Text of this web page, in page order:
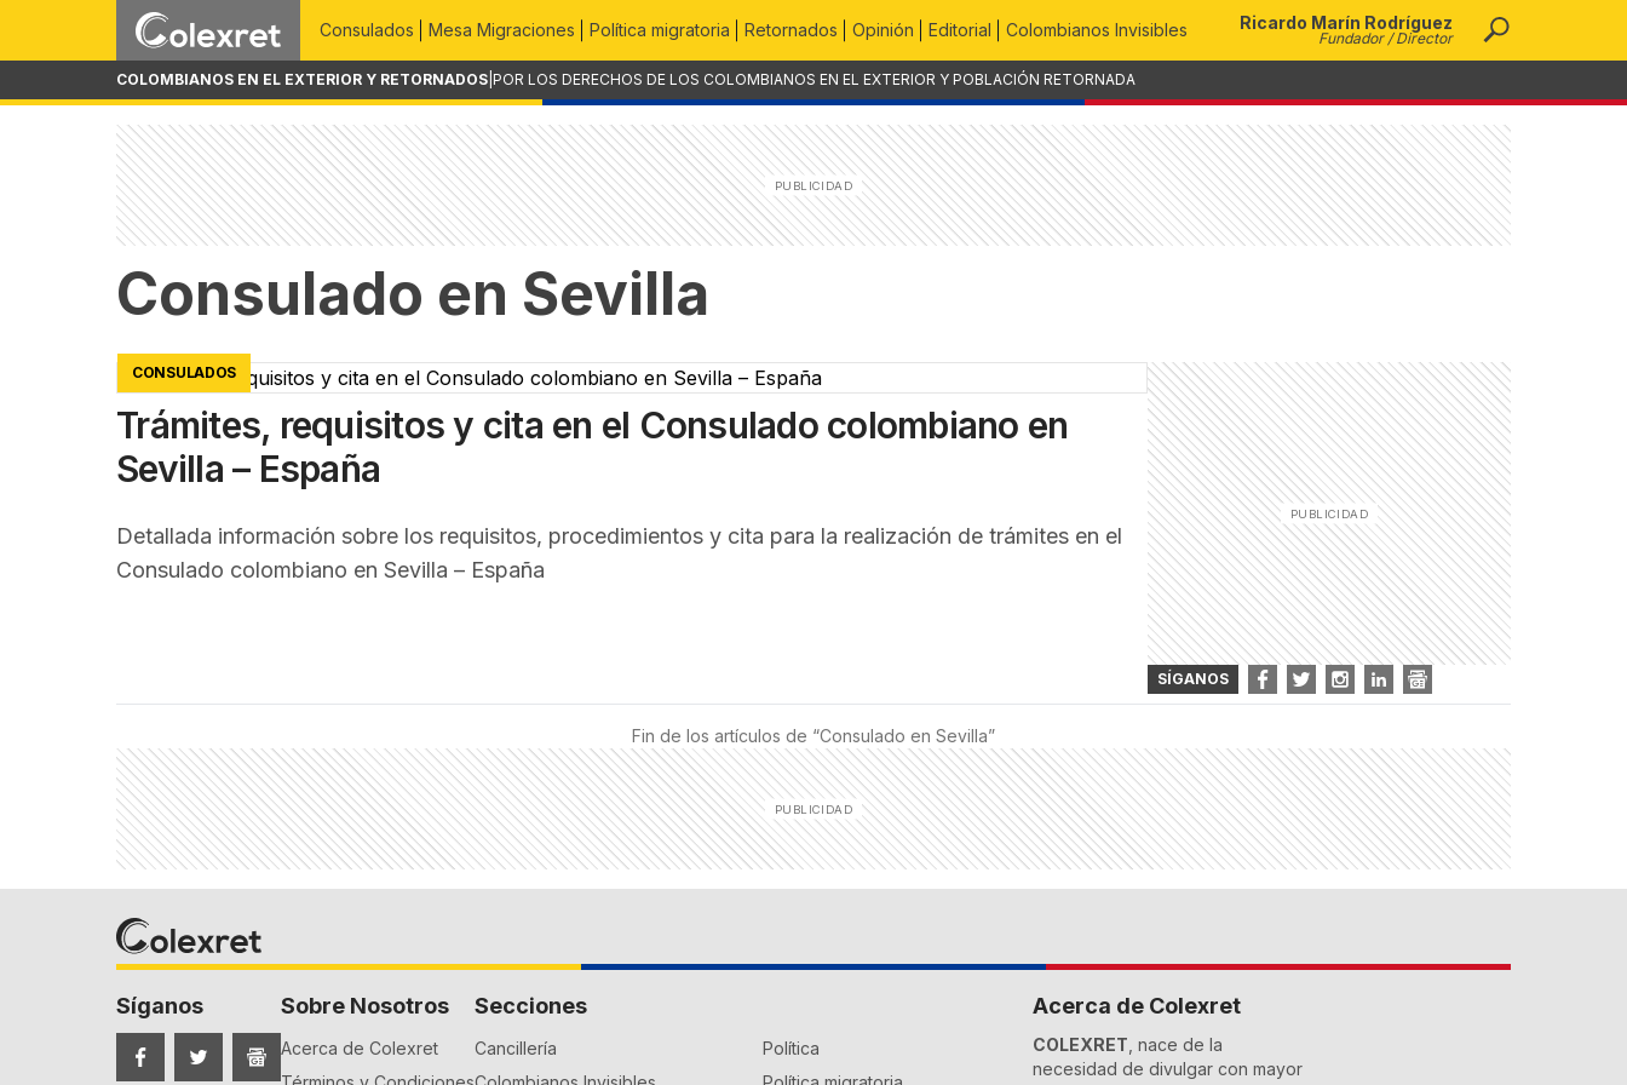
Consulados Mesa Migraciones Política migratoria Retornados Opinión Editorial Colombianos Invisibles Ricardo Marín Rodríguez
Fundador / Director
COLOMBIANOS EN EL EXTERIOR Y RETORNADOS POR LOS DERECHOS DE LOS COLOMBIANOS EN EL EXTERIOR Y POBLACIÓN RETORNADA
Consulado en Sevilla
CONSULADOS
Trámites, requisitos y cita en el Consulado colombiano en
Sevilla – España
Detallada información sobre los requisitos, procedimientos y cita para la realización de trámites en el
Consulado colombiano en Sevilla – España
SÍGANOS
Fin de los artículos de “Consulado en Sevilla”
Síganos Sobre Nosotros
Acerca de Colexret
Secciones
Cancillería
Política
Acerca de Colexret
COLEXRET , nace de la
necesidad de divulgar con mayor